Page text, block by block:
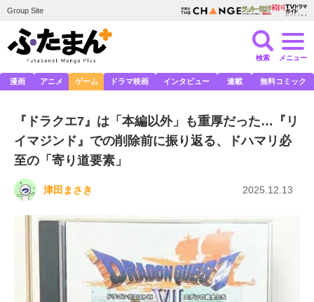
Group Site
検索 メニュー
漫画 アニメ ゲーム ドラマ映画 インタビュー 連載 無料コミック
『ドラクエ7』は「本編以外」も重厚だった…『リ
イマジンド』での削除前に振り返る、ドハマリ必
至の「寄り道要素」
津田まさき 2025.12.13